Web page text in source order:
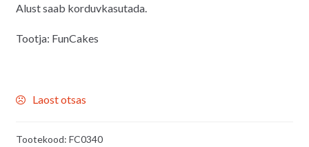
Alust saab korduvkasutada.
Tootja: FunCakes
Laost otsas
Tootekood: FC0340